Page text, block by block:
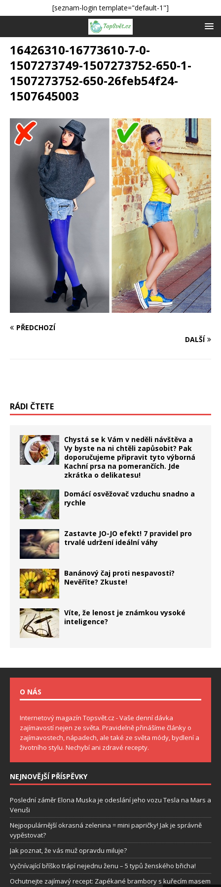
[seznam-login template="default-1"]
16426310-16773610-7-0-
1507273749-1507273752-650-1-
1507273752-650-26feb54f24-
1507645003
PŘEDCHOZÍ
DALŠÍ
RÁDI ČTETE
Chystá se k Vám v neděli návštěva a
Vy byste na ni chtěli zapůsobit? Pak
doporučujeme připravit tyto výborná
Kachní prsa na pomerančích. Jde
zkrátka o delikatesu!
Domácí osvěžovač vzduchu snadno a
rychle
Zastavte JO-JO efekt! 7 pravidel pro
trvalé udržení ideální váhy
Banánový čaj proti nespavosti?
Nevěříte? Zkuste!
Víte, že lenost je známkou vysoké
inteligence?
O NÁS
Internetový magazín Topsvět.cz - Vaše denní dávka
zajímavostí nejen ze světa. Pravidelně přinášíme články o
zajímavostech, nápadech, ale také ze světa módy, bydlení a
životního stylu. Nechybí ani zdravé recepty.
NEJNOVĚJŠÍ PŘÍSPĚVKY
Poslední záměr Elona Muska je odeslání jeho vozu Tesla na Mars a
Venuši
Nejpopulárnější okrasná zelenina = mini papričky! Jak je správně
vypěstovat?
Jak poznat, že vás muž opravdu miluje?
Vyčnívající bříško trápí nejednu ženu – 5 typů ženského břicha!
Ochutnejte zajímavý recept: Zapékané brambory s kuřecím masem